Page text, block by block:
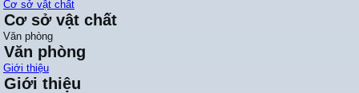
Cơ sở vật chất
Cơ sở vật chất
Văn phòng
Văn phòng
Giới thiệu
Giới thiệu